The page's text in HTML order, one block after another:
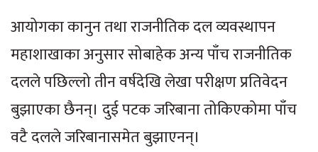
आयोगका कानुन तथा राजनीतिक दल व्यवस्थापन
महाशाखाका अनुसार सोबाहेक अन्य पाँच राजनीतिक
दलले पछिल्लो तीन वर्षदेखि लेखा परीक्षण प्रतिवेदन
बुझाएका छैनन्। दुई पटक जरिबाना तोकिएकोमा पाँच
वटै दलले जरिबानासमेत बुझाएनन्।